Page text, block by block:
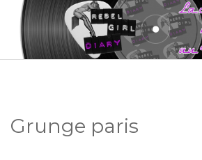
Grunge paris